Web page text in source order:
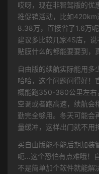
哎呀，现在非智驾版的优
推促销活动，比如
8.38万，直接省了1.6万
建议多比较几家4S店，说
贴膜什么的都能要要到，
自由版的续航实际能用多
哈哈，这个问题问得好
概能跑350-380公里左右
空调或者跑高速，续航会
勤完全够用。冬天可能会
量缓冲，这样出门就不用
买自由版能不能后期加装
呃...这个恐怕有点难哦！
不是简单加个软件就能解